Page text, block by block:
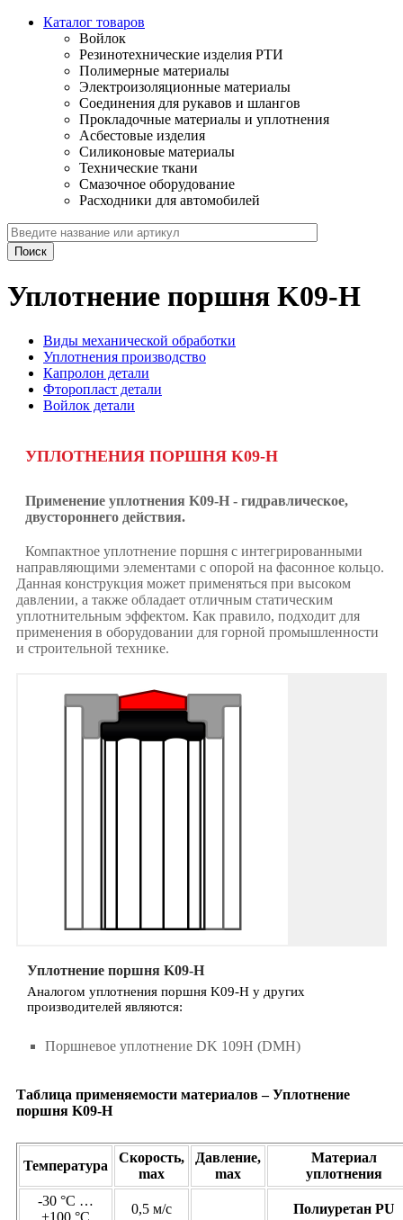
Каталог товаров
Войлок
Резинотехнические изделия РТИ
Полимерные материалы
Электроизоляционные материалы
Соединения для рукавов и шлангов
Прокладочные материалы и уплотнения
Асбестовые изделия
Силиконовые материалы
Технические ткани
Смазочное оборудование
Расходники для автомобилей
Уплотнение поршня K09-H
Виды механической обработки
Уплотнения производство
Капролон детали
Фторопласт детали
Войлок детали
УПЛОТНЕНИЯ ПОРШНЯ K09-H
Применение уплотнения K09-H - гидравлическое,
двустороннего действия.
Компактное уплотнение поршня с интегрированными
направляющими элементами с опорой на фасонное кольцо.
Данная конструкция может применяться при высоком
давлении, а также обладает отличным статическим
уплотнительным эффектом. Как правило, подходит для
применения в оборудовании для горной промышленности
и строительной технике.
Уплотнение поршня K09-H
Аналогом уплотнения поршня K09-H у других
производителей являются:
Поршневое уплотнение DK 109H (DMH)
Таблица применяемости материалов – Уплотнение
поршня K09-H
Температура
Скорость,
max
Давление,
max
Материал
уплотнения
-30 °C …
+100 °C
0,5 м/с Полиуретан PU